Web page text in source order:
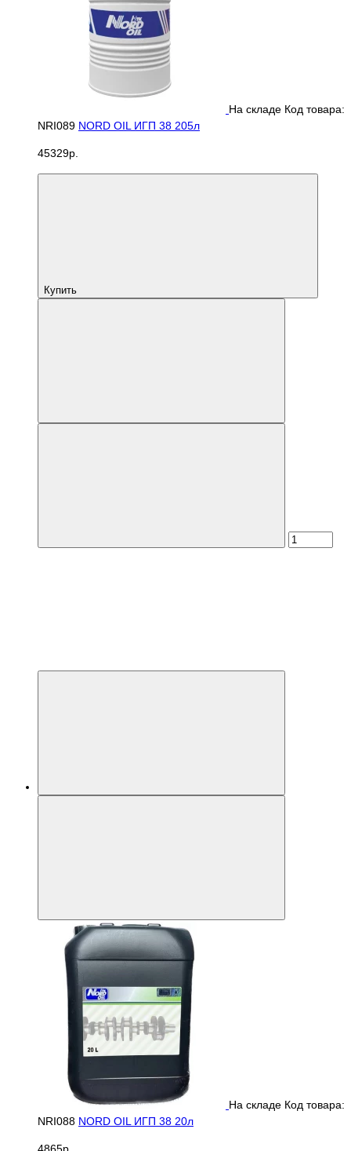
На складе Код товара:
NRI089 NORD OIL ИГП 38 205л
45329р.
Купить
На складе Код товара:
NRI088 NORD OIL ИГП 38 20л